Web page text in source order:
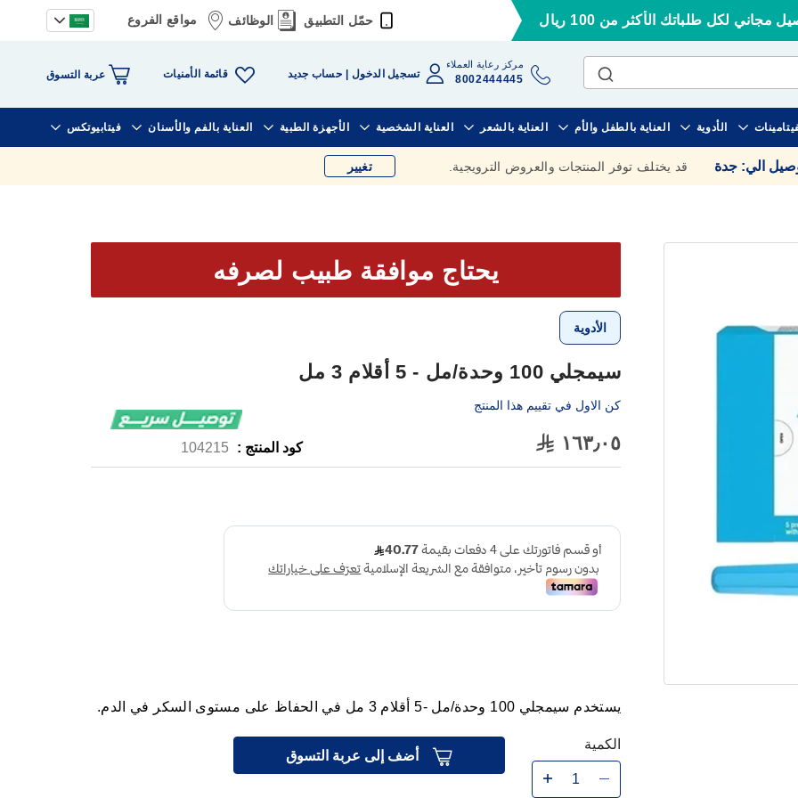
مجاني لكل طلباتك الأكثر من 100 ريال حمّل التطبيق الوظائف مواقع الفروع
مركز رعاية العملاء
8002444445 تسجيل الدخول حساب جديد قائمة الأمنيات عربة التسوق
الأدوية العناية بالطفل والأم العناية بالشعر العناية الشخصية الأجهزة الطبية العناية بالفم والأسنان فيتابيوتكس
الي: جدة قد يختلف توفر المنتجات والعروض الترويجية. تغيير
يحتاج موافقة طبيب لصرفه
الأدوية
سيمجلي 100 وحدة/مل - 5 أقلام 3 مل
كن الاول في تقييم هذا المنتج
١٦٣٫٠٥ كود المنتج : 104215
يستخدم سيمجلي 100 وحدة/مل -5 أقلام 3 مل في الحفاظ على مستوى السكر في الدم.
الكمية
أضف إلى عربة التسوق